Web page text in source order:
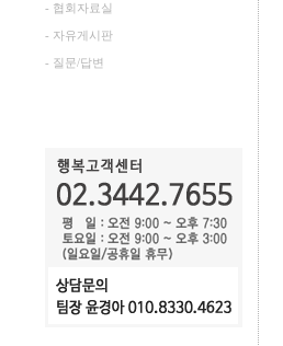
- 협회자료실
- 자유게시판
- 질문/답변